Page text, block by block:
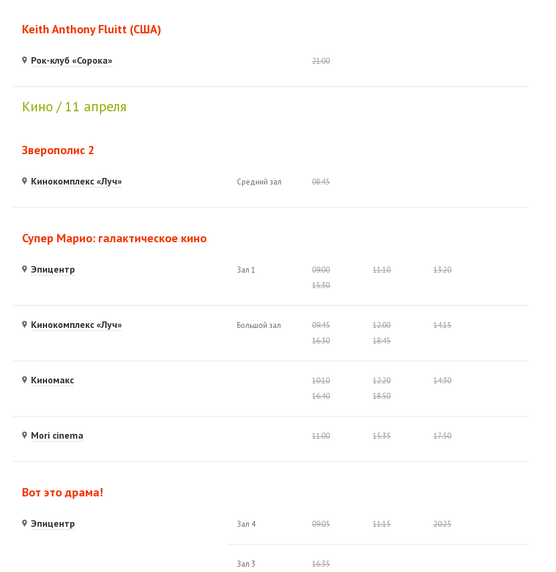
Keith Anthony Fluitt (США)
Рок-клуб «Сорока» 21:00
Кино / 11 апреля
Зверополис 2
Кинокомплекс «Луч» Средний зал 08:45
Супер Марио: галактическое кино
Эпицентр Зал 1 09:00 11:10
13:20
15:30
Кинокомплекс «Луч» Большой зал 09:45 12:00
14:15
16:30
18:45
Киномакс 10:10 12:20
14:30
16:40
18:50
Mori cinema 11:00 15:35 17:50
Вот это драма!
Эпицентр Зал 4 09:05 11:15 20:25
Зал 3 16:35